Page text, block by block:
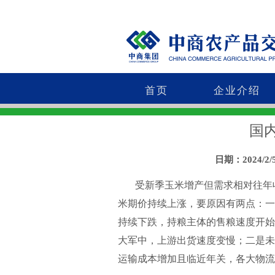
首页 企业介绍
国
日期：2024/2/
受新季玉米增产但需求相对往年
米期价持续上涨，要原因有两点：
持续下跌，持粮主体的售粮速度开
大军中，上游出货速度变慢；二是
运输成本增加且临近年关，各大物